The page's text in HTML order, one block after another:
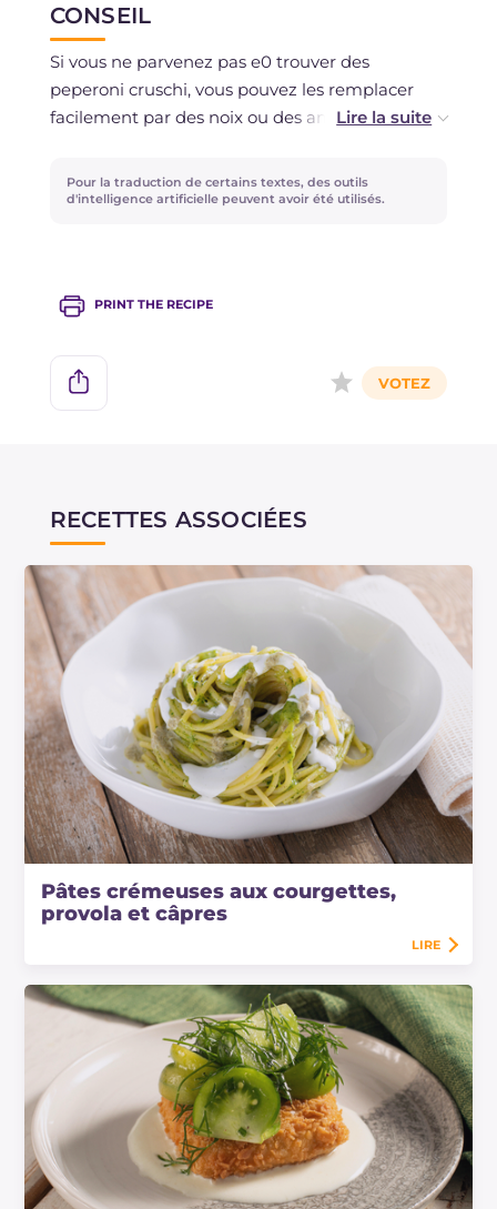
e9pinards et la conserver au frais.
CONSEIL
Si vous ne parvenez pas e0 trouver des
peperoni cruschi, vous pouvez les remplacer
facilement par des noix ou des amandes
apporteront au plat la meame note
croustillante agre9able, cre9ant un contraste
Pour la traduction de certains textes, des outils
d'intelligence artificielle peuvent avoir été utilisés.
PRINT THE RECIPE
RECETTES ASSOCIÉES
Pâtes crémeuses aux courgettes,
provola et câpres
LIRE